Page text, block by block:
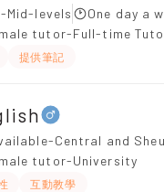
Mid-levels
One day a
tutor-Full-time
提供筆記
Central and
tutor-University
互動教學